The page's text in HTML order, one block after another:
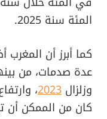
المئة سنة 2025.
كما أبرز أن
وزلزال 2023،
كان من الممكن أن